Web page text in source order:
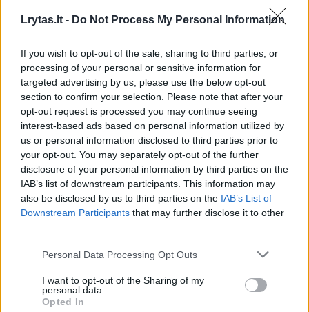
Lrytas.lt - Do Not Process My Personal Information
If you wish to opt-out of the sale, sharing to third parties, or
processing of your personal or sensitive information for
targeted advertising by us, please use the below opt-out
section to confirm your selection. Please note that after your
opt-out request is processed you may continue seeing
interest-based ads based on personal information utilized by
us or personal information disclosed to third parties prior to
your opt-out. You may separately opt-out of the further
disclosure of your personal information by third parties on the
IAB’s list of downstream participants. This information may
also be disclosed by us to third parties on the IAB’s List of
Downstream Participants that may further disclose it to other
Personal Data Processing Opt Outs
I want to opt-out of the Sharing of my
personal data.
Opted In
Žinios | Pasaulis
00:00:36
Po masinės rusų atakos Kyjive – sukrėsti ir išsigandę
ukrainiečiai: nespėjome net išeiti iš buto
Žinios | Pasaulis
00:00:54
Dėl rusų atakų Ukrainoje tęsiasi elektros energijos
tiekimo sutrikimai: nustatyti suvartojimo limitai
Žinios | Pasaulis
gatvės virsta griuvėsiais, griaudi sprogimai
Žinios | Pasaulis